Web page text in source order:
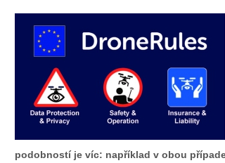
podobností je víc: například v obou